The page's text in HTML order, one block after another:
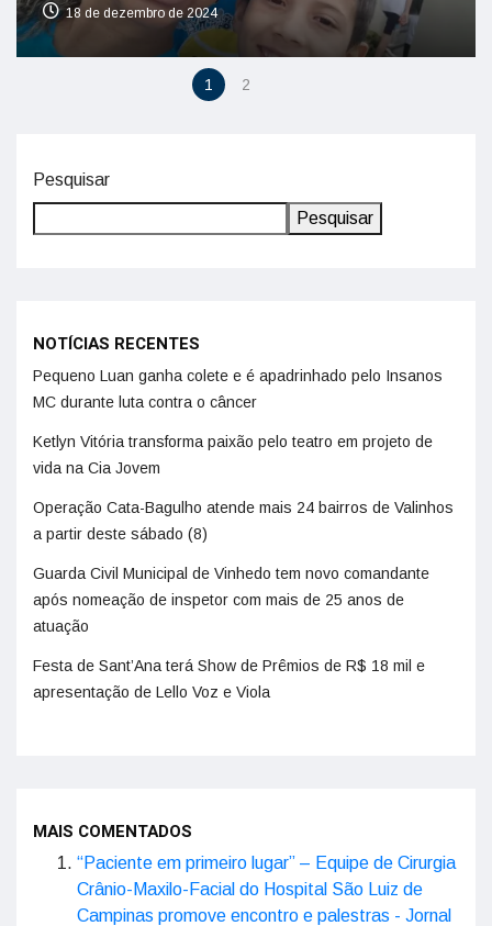
18 de dezembro de 2024
1 2
Pesquisar
Pesquisar
NOTÍCIAS RECENTES
Pequeno Luan ganha colete e é apadrinhado pelo Insanos
MC durante luta contra o câncer
Ketlyn Vitória transforma paixão pelo teatro em projeto de
vida na Cia Jovem
Operação Cata-Bagulho atende mais 24 bairros de Valinhos
a partir deste sábado (8)
Guarda Civil Municipal de Vinhedo tem novo comandante
após nomeação de inspetor com mais de 25 anos de
atuação
Festa de Sant’Ana terá Show de Prêmios de R$ 18 mil e
apresentação de Lello Voz e Viola
MAIS COMENTADOS
“Paciente em primeiro lugar” – Equipe de Cirurgia
Crânio-Maxilo-Facial do Hospital São Luiz de
Campinas promove encontro e palestras - Jornal